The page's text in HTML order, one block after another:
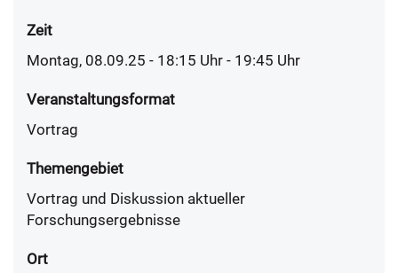
Zeit
Montag, 08.09.25 - 18:15 Uhr - 19:45 Uhr
Veranstaltungsformat
Vortrag
Themengebiet
Vortrag und Diskussion aktueller
Forschungsergebnisse
Ort